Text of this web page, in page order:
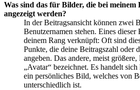
Was sind das für Bilder, die bei meinem
angezeigt werden?
In der Beitragsansicht können zwei
Benutzernamen stehen. Eines
deinem Rang verknüpft: Oft sind
Punkte, die deine Beitragszahl oder
angeben. Das andere, meist
„Avatar“ bezeichnet. Es handelt
ein persönliches Bild, welches von
unterschiedlich ist.